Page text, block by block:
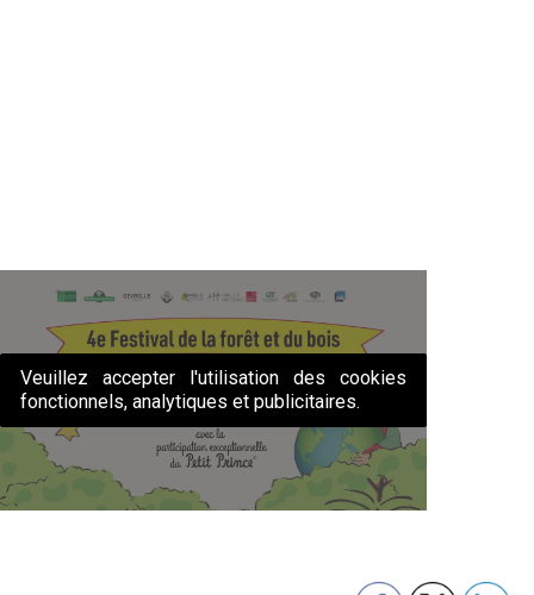
Veuillez accepter l'utilisation des cookies
fonctionnels, analytiques et publicitaires.